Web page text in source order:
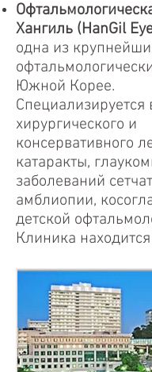
Хангиль (HanGil
одна из
Южной Корее.
Специализируется
хирургического и
консервативного
катаракты,
заболеваний
амблиопии,
детской
Клиника